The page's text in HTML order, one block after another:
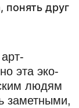
понять друг
эта эко-
людям
заметными,